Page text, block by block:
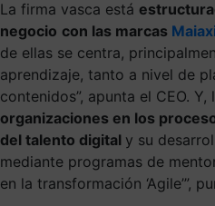
La firma vasca está
negocio con las marcas
de ellas se centra,
aprendizaje, tanto a nivel de
contenidos”, apunta el CEO. Y,
organizaciones en los
del talento digital y su
mediante programas de
en la transformación ‘Agile’”,